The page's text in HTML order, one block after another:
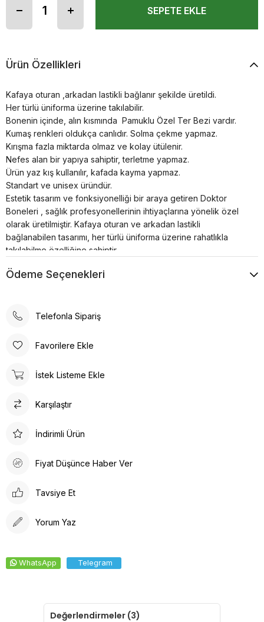
Ürün Özellikleri
Kafaya oturan ,arkadan lastikli bağlanır şekilde üretildi.
Her türlü üniforma üzerine takılabilir.
Bonenin içinde, alın kısmında Pamuklu Özel Ter Bezi vardır.
Kumaş renkleri oldukça canlıdır. Solma çekme yapmaz.
Kırışma fazla miktarda olmaz ve kolay ütülenir.
Nefes alan bir yapıya sahiptir, terletme yapmaz.
Ürün yaz kış kullanılır, kafada kayma yapmaz.
Standart ve unisex üründür.
Estetik tasarım ve fonksiyonelliği bir araya getiren Doktor
Boneleri , sağlık profesyonellerinin ihtiyaçlarına yönelik özel
olarak üretilmiştir. Kafaya oturan ve arkadan lastikli
bağlanabilen tasarımı, her türlü üniforma üzerine rahatlıkla
takılabilme özelliğine sahiptir.
konforlu bir deneyim sunar. Kumaş renkleri canlı ve
yapısı, terletme yapmaz ve yaz-kış kullanım için idealdir.
sağlık profesyonellerinin uzun çalışma saatlerinde rahatlıkla
Doktor Bone ile şıklık, konfor ve fonksiyonelliği bir arada
Doktor Bone
Arkadan lastikli tasarımı, kafaya oturan formu ve %100 pamuklu
kumaşı solma yapmaz, kolay ütülenir ve canlı renkleri ile şıklığı
bir araya getirir.
Ödeme Seçenekleri
Telefonla Sipariş
Favorilere Ekle
İstek Listeme Ekle
Karşılaştır
İndirimli Ürün
Fiyat Düşünce Haber Ver
Tavsiye Et
Yorum Yaz
WhatsApp Telegram
Değerlendirmeler (3)